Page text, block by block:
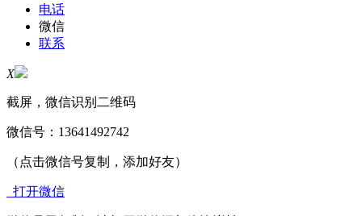
电话
微信
联系
X
截屏，微信识别二维码
微信号： 13641492742
（点击微信号复制，添加好友）
打开微信